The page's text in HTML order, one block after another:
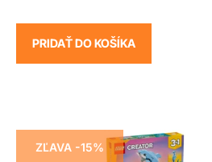
PRIDAŤ DO KOŠÍKA
ZĽAVA -15%